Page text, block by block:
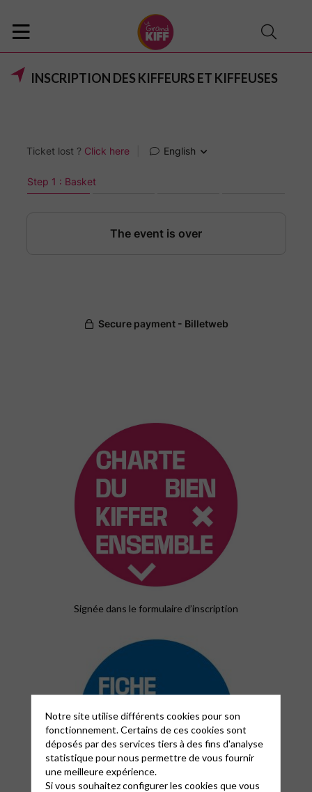
INSCRIPTION DES KIFFEURS ET KIFFEUSES
Signée dans le formulaire d’inscription
Notre site utilise différents cookies pour son
fonctionnement. Certains de ces cookies sont
déposés par des services tiers à des fins d'analyse
statistique pour nous permettre de vous fournir
une meilleure expérience.
Si vous souhaitez configurer les cookies que vous